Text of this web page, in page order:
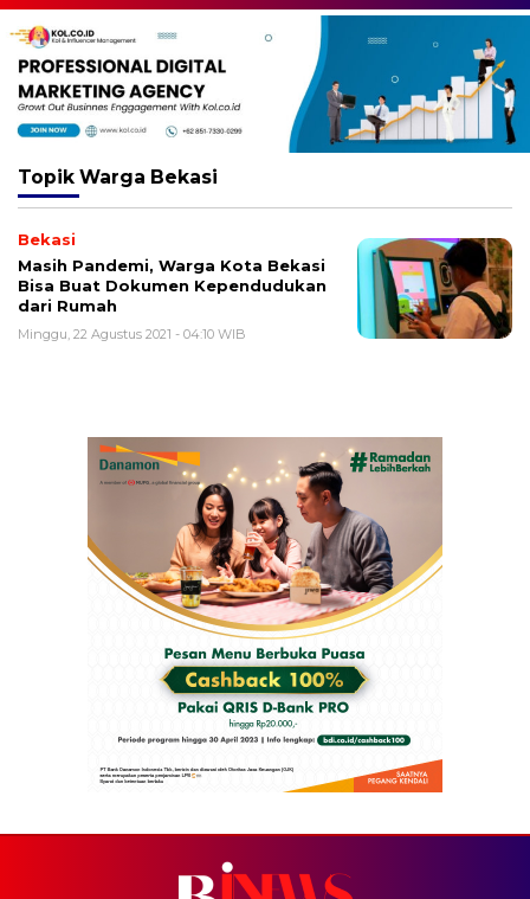
Topik Warga Bekasi
Bekasi
Masih Pandemi, Warga Kota Bekasi
Bisa Buat Dokumen Kependudukan
dari Rumah
Minggu, 22 Agustus 2021 - 04:10 WIB